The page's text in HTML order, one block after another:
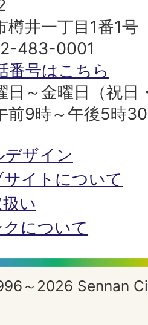
樽井一丁目1番1号
483-0001
番号はこちら
日～金曜日（祝日
前9時～午後5時
ザイン
イトについて
い
について
～2026 Sennan